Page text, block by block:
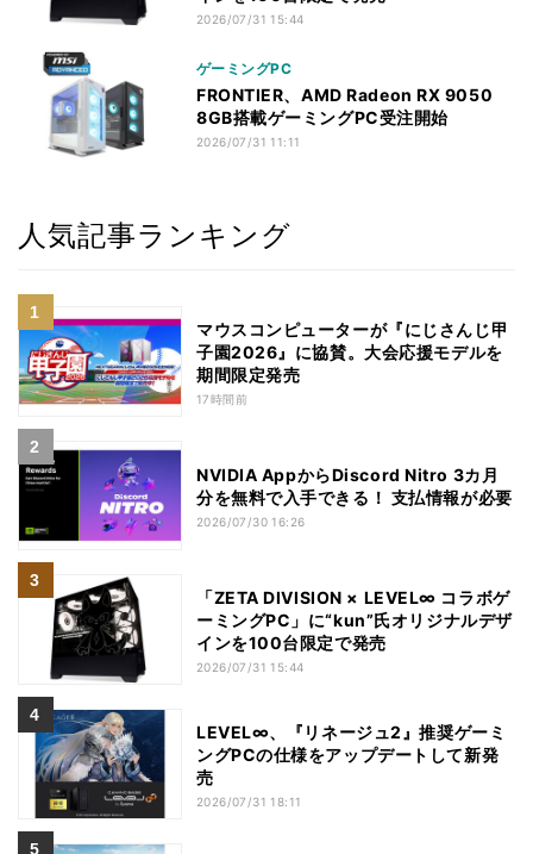
2026/07/31 15:44
ゲーミングPC
FRONTIER、AMD Radeon RX 9050
8GB搭載ゲーミングPC受注開始
2026/07/31 11:11
人気記事ランキング
マウスコンピューターが『にじさんじ甲
子園2026』に協賛。大会応援モデルを
期間限定発売
17時間前
NVIDIA AppからDiscord Nitro 3カ月
分を無料で入手できる！ 支払情報が必要
2026/07/30 16:26
「ZETA DIVISION × LEVEL∞ コラボゲ
ーミングPC」に“kun”氏オリジナルデザ
インを100台限定で発売
2026/07/31 15:44
LEVEL∞、『リネージュ2』推奨ゲーミ
ングPCの仕様をアップデートして新発
売
2026/07/31 18:11